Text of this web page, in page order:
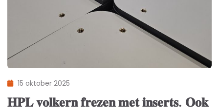
15 oktober 2025
𝐇𝐏𝐋 𝐯𝐨𝐥𝐤𝐞𝐫𝐧 𝐟𝐫𝐞𝐳𝐞𝐧 𝐦𝐞𝐭 𝐢𝐧𝐬𝐞𝐫𝐭𝐬. 𝐎𝐨𝐤